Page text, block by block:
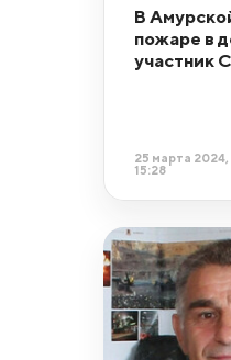
В
пожаре в
участник
25 марта 2024,
15:28